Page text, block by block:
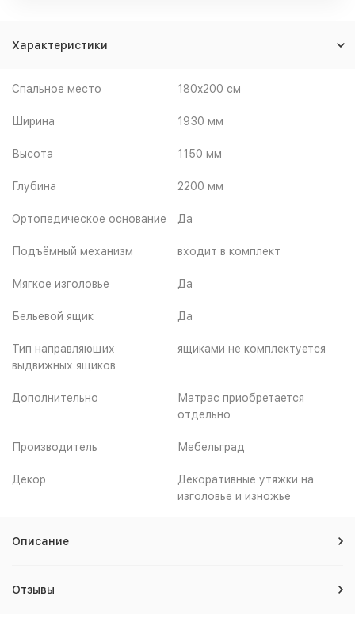
Характеристики
Спальное место 180x200 см
Ширина 1930 мм
Высота 1150 мм
Глубина 2200 мм
Ортопедическое основание Да
Подъёмный механизм входит в комплект
Мягкое изголовье Да
Бельевой ящик Да
Тип направляющих
выдвижных ящиков
ящиками не комплектуется
Дополнительно
Матрас приобретается
отдельно
Производитель Мебельград
Декор
Декоративные утяжки на
изголовье и изножье
Описание
Отзывы